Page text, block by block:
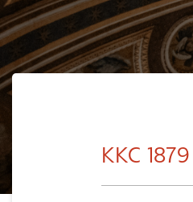
KKC 1879